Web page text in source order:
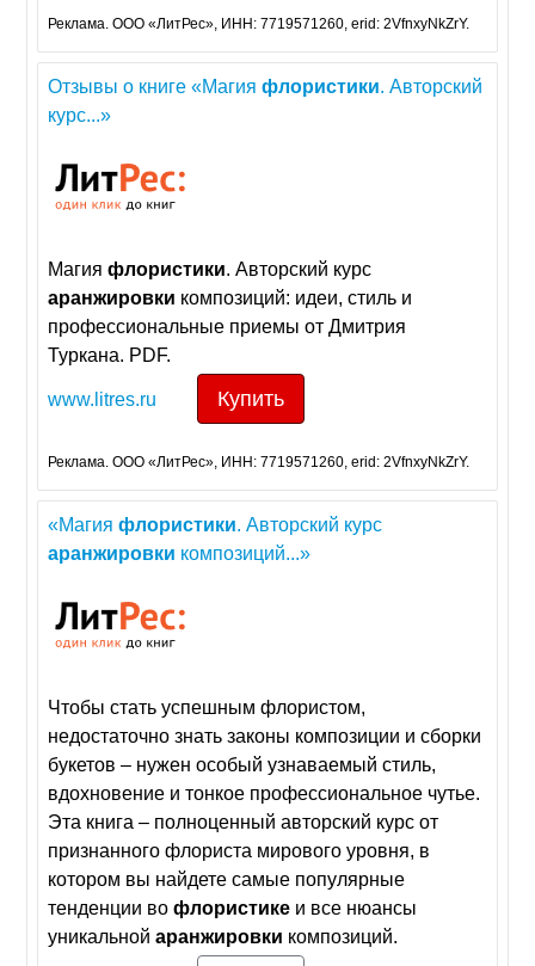
Реклама. ООО «ЛитРес», ИНН: 7719571260, erid: 2VfnxyNkZrY.
Отзывы о книге «Магияфлористики. Авторский
курс...»
Магияфлористики. Авторский курс
аранжировки композиций: идеи, стиль и
профессиональные приемы от Дмитрия
Туркана. PDF.
www.litres.ru Купить
Реклама. ООО «ЛитРес», ИНН: 7719571260, erid: 2VfnxyNkZrY.
«Магияфлористики. Авторский курс
аранжировки композиций...»
Чтобы стать успешным флористом,
недостаточно знать законы композиции и сборки
букетов – нужен особый узнаваемый стиль,
вдохновение и тонкое профессиональное чутье.
Эта книга – полноценный авторский курс от
признанного флориста мирового уровня, в
котором вы найдете самые популярные
тенденции вофлористике и все нюансы
уникальнойаранжировки композиций.